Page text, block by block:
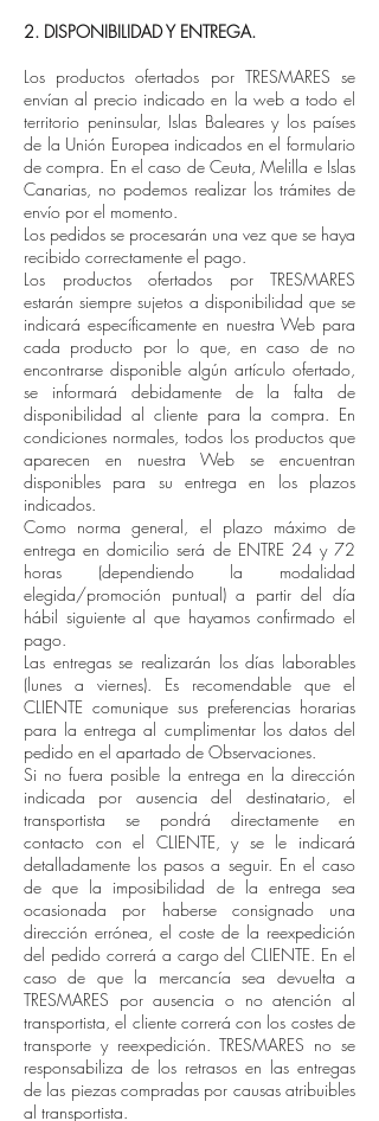
2. DISPONIBILIDAD Y ENTREGA.
Los productos ofertados por TRESMARES se
envían al precio indicado en la web a todo el
territorio peninsular, Islas Baleares y los países
de la Unión Europea indicados en el formulario
de compra. En el caso de Ceuta, Melilla e Islas
Canarias, no podemos realizar los trámites de
envío por el momento.
Los pedidos se procesarán una vez que se haya
recibido correctamente el pago.
Los productos ofertados por TRESMARES
estarán siempre sujetos a disponibilidad que se
indicará específicamente en nuestra Web para
cada producto por lo que, en caso de no
encontrarse disponible algún artículo ofertado,
se informará debidamente de la falta de
disponibilidad al cliente para la compra. En
condiciones normales, todos los productos que
aparecen en nuestra Web se encuentran
disponibles para su entrega en los plazos
indicados.
Como norma general, el plazo máximo de
entrega en domicilio será de ENTRE 24 y 72
horas (dependiendo la modalidad
elegida/promoción puntual) a partir del día
hábil siguiente al que hayamos confirmado el
pago.
Las entregas se realizarán los días laborables
(lunes a viernes). Es recomendable que el
CLIENTE comunique sus preferencias horarias
para la entrega al cumplimentar los datos del
pedido en el apartado de Observaciones.
Si no fuera posible la entrega en la dirección
indicada por ausencia del destinatario, el
transportista se pondrá directamente en
contacto con el CLIENTE, y se le indicará
detalladamente los pasos a seguir. En el caso
de que la imposibilidad de la entrega sea
ocasionada por haberse consignado una
dirección errónea, el coste de la reexpedición
del pedido correrá a cargo del CLIENTE. En el
caso de que la mercancía sea devuelta a
TRESMARES por ausencia o no atención al
transportista, el cliente correrá con los costes de
transporte y reexpedición. TRESMARES no se
responsabiliza de los retrasos en las entregas
de las piezas compradas por causas atribuibles
al transportista.